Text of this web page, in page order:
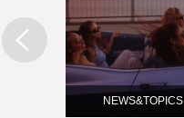
NEWS&TOPICS